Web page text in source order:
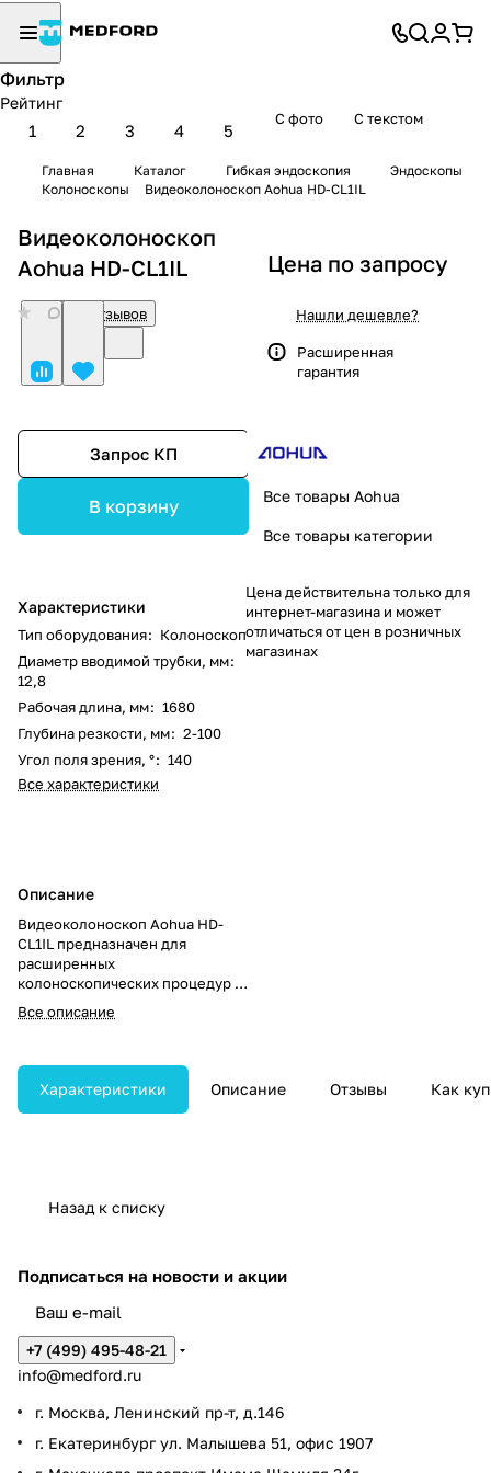
Фильтр
Рейтинг
1 2 3 4 5
С фото С текстом
Главная Каталог Гибкая эндоскопия
Эндоскопы
Колоноскопы
Видеоколоноскоп Aohua HD-CL1IL
Видеоколоноскоп
Aohua HD-CL1IL
Нет отзывов
Запрос КП
В корзину
Характеристики
Тип оборудования: Колоноскоп
Диаметр вводимой трубки, мм:
12,8
Рабочая длина, мм: 1680
Глубина резкости, мм: 2-100
Угол поля зрения, °: 140
Все характеристики
Описание
Видеоколоноскоп Aohua HD-
CL1IL предназначен для
расширенных
колоноскопических процедур с
высокой детализацией
изображения. Имеет рабочую
диаметром 12,8 мм,
четырёхсторонний изгиб
дистального конца, глубину
Все описание
Цена по запросу
Нашли дешевле?
Расширенная
гарантия
Все товары Aohua
Все товары категории
Цена действительна только для
интернет-магазина и может
отличаться от цен в розничных
магазинах
Характеристики Описание Отзывы Как
Назад к списку
Подписаться на новости и акции
+7 (499) 495-48-21
info@medford.ru
г. Москва, Ленинский пр-т, д.146
г. Екатеринбург ул. Малышева 51, офис 1907